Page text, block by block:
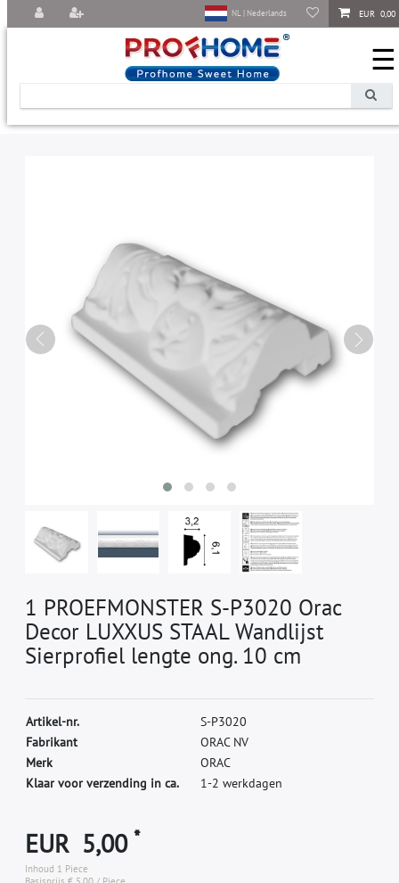
EUR 0,00
NL | Nederlands
☰
1 PROEFMONSTER S-P3020 Orac
Decor LUXXUS STAAL Wandlijst
Sierprofiel lengte ong. 10 cm
Artikel-nr. S-P3020
Fabrikant ORAC NV
Merk ORAC
Klaar voor verzending in ca.
1-2 werkdagen
EUR 5,00*
Inhoud 1 Piece